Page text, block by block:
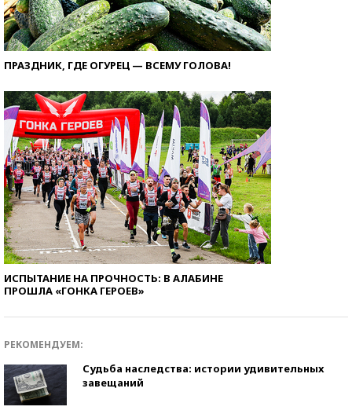
ПРАЗДНИК, ГДЕ ОГУРЕЦ — ВСЕМУ ГОЛОВА!
ИСПЫТАНИЕ НА ПРОЧНОСТЬ: В АЛАБИНЕ
ПРОШЛА «ГОНКА ГЕРОЕВ»
РЕКОМЕНДУЕМ:
Судьба наследства: истории удивительных
завещаний